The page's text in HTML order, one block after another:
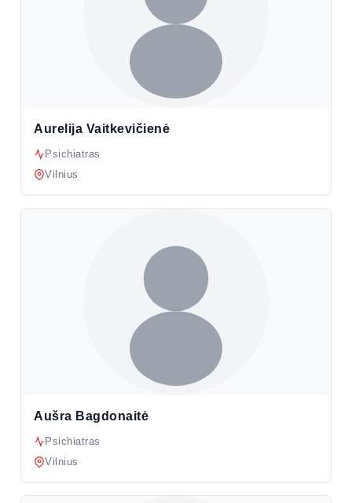
Aurelija Vaitkevičienė
Psichiatras
Vilnius
Aušra Bagdonaitė
Psichiatras
Vilnius